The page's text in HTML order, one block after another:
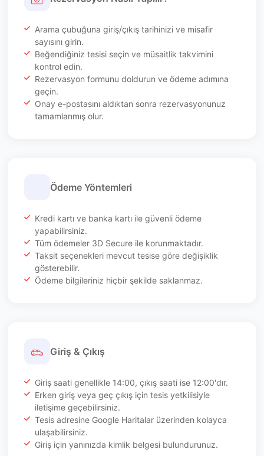
Arama çubuğuna giriş/çıkış tarihinizi ve misafir
sayısını girin.
Beğendiğiniz tesisi seçin ve müsaitlik takvimini
kontrol edin.
Rezervasyon formunu doldurun ve ödeme adımına
geçin.
Onay e-postasını aldıktan sonra rezervasyonunuz
tamamlanmış olur.
Ödeme Yöntemleri
Kredi kartı ve banka kartı ile güvenli ödeme
yapabilirsiniz.
Tüm ödemeler 3D Secure ile korunmaktadır.
Taksit seçenekleri mevcut tesise göre değişiklik
gösterebilir.
Ödeme bilgileriniz hiçbir şekilde saklanmaz.
Giriş & Çıkış
Giriş saati genellikle 14:00, çıkış saati ise 12:00'dır.
Erken giriş veya geç çıkış için tesis yetkilisiyle
iletişime geçebilirsiniz.
Tesis adresine Google Haritalar üzerinden kolayca
ulaşabilirsiniz.
Giriş için yanınızda kimlik belgesi bulundurunuz.